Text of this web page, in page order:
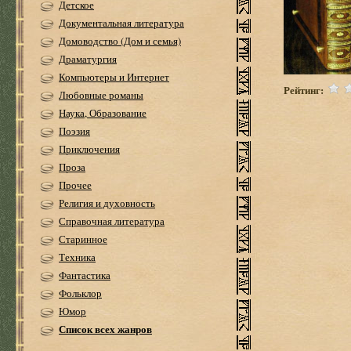
Детское
Документальная литература
Домоводство (Дом и семья)
Драматургия
Компьютеры и Интернет
Любовные романы
Наука, Образование
Поэзия
Приключения
Проза
Прочее
Религия и духовность
Справочная литература
Старинное
Техника
Фантастика
Фольклор
Юмор
Список всех жанров
Рейтинг: